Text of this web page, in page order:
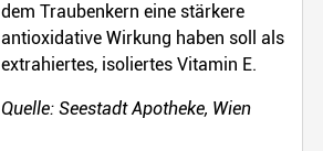
dem Traubenkern eine stärkere
antioxidative Wirkung haben soll als
extrahiertes, isoliertes Vitamin E.
Quelle: Seestadt Apotheke, Wien